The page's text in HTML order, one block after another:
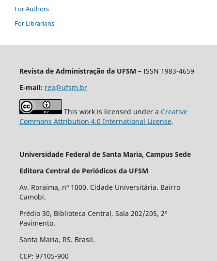
For Authors
For Librarians
Revista de Administração da UFSM –ISSN 1983-4659
E-mail: rea@ufsm.br
This work is licensed under a Creative
Commons Attribution 4.0 International License.
Universidade Federal de Santa Maria, Campus Sede
Editora Central de Periódicos da UFSM
Av. Roraima, nº 1000. Cidade Universitária. Bairro
Camobi.
Prédio 30, Biblioteca Central, Sala 202/205, 2º
Pavimento.
Santa Maria, RS. Brasil.
CEP: 97105-900